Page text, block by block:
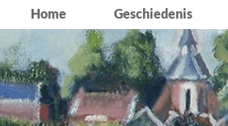
Home Geschiedenis